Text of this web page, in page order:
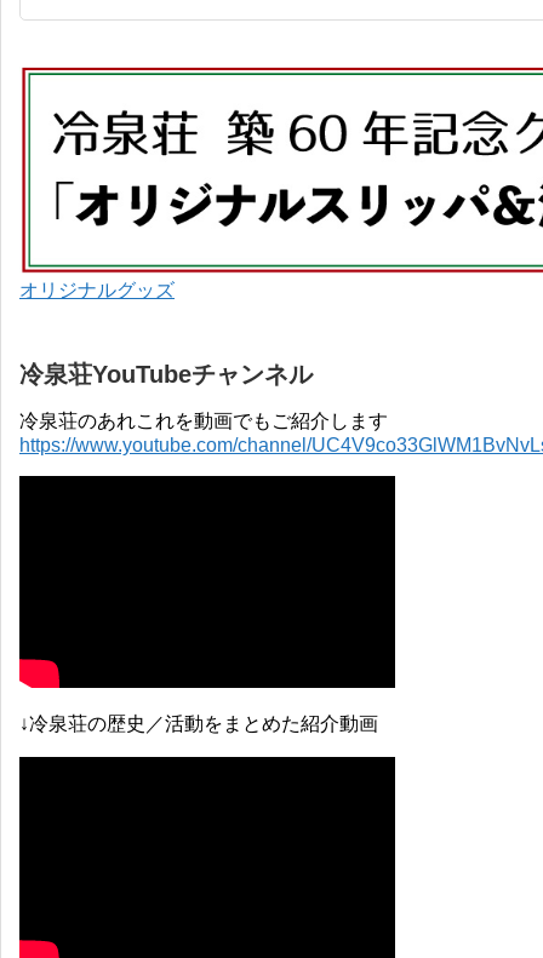
オリジナルグッズ
冷泉荘YouTubeチャンネル
冷泉荘のあれこれを動画でもご紹介します
https://www.youtube.com/channel/
↓冷泉荘の歴史／活動をまとめた紹介動画